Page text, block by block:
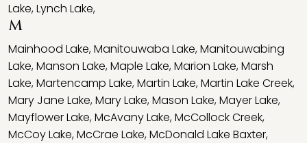
Lake,Lynch Lake,
M
Mainhood Lake,Manitouwaba Lake,Manitouwabing
Lake,Manson Lake,Maple Lake,Marion Lake,Marsh
Lake,Martencamp Lake,Martin Lake,Martin Lake Creek,
Mary Jane Lake,Mary Lake,Mason Lake,Mayer Lake,
Mayflower Lake,McAvany Lake,McCollock Creek,
McCoy Lake,McCrae Lake,McDonald Lake Baxter,